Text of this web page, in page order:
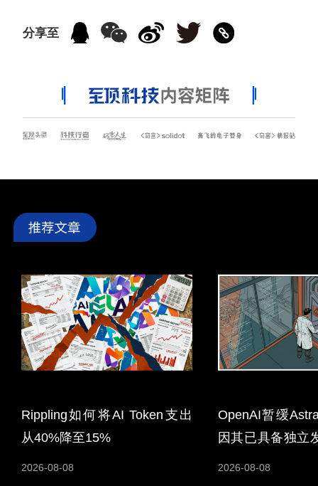
分享至
Rippling如何将AI Token支出
从40%降至15%
2026-08-08
OpenAI暂缓
因其已具备独立
2026-08-08